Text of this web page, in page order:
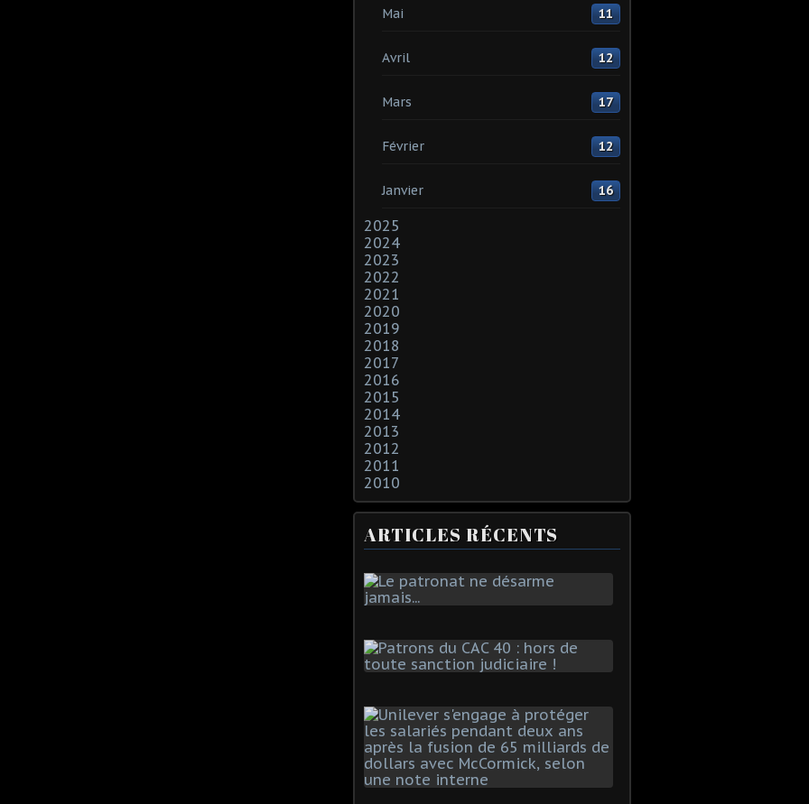
Mai 11
Avril 12
Mars 17
Février 12
Janvier 16
2025
2024
2023
2022
2021
2020
2019
2018
2017
2016
2015
2014
2013
2012
2011
2010
ARTICLES RÉCENTS